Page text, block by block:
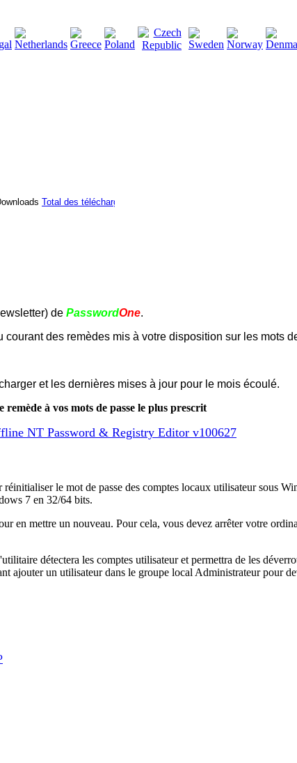
Total des téléchargements
de PasswordOne.
des remèdes mis à votre disposition sur les mots
et les dernières mises à jour pour le mois écoulé.
remède à vos mots de passe le plus prescrit
NT Password & Registry Editor v100627
le mot de passe des comptes locaux utilisateur sous
7 en 32/64 bits.
en mettre un nouveau. Pour cela, vous devez arrêter votre
détectera les comptes utilisateur et permettra de les
ajouter un utilisateur dans le groupe local Administrateur pour